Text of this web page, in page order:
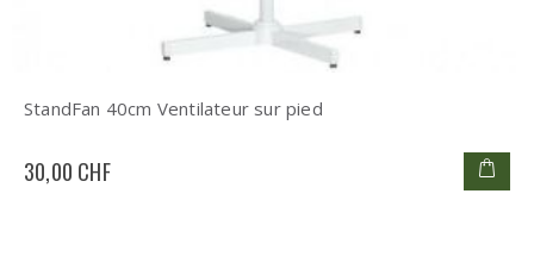
StandFan 40cm Ventilateur sur pied
30,00 CHF